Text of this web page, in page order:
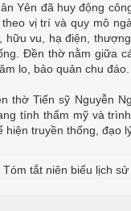
Yên đã huy động
theo vị trí và quy mô
hữu vu, hạ điện,
Đền thờ nằm giữa
lo, bảo quản chu đáo.
thờ Tiến sỹ Nguyễn
tính thẩm mỹ và
hiện truyền thống, đạo
Tóm tắt niên biểu lịch